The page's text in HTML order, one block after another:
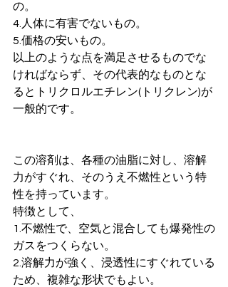
の。
4.人体に有害でないもの。
5.価格の安いもの。
以上のような点を満足させるものでな
ければならず、その代表的なものとな
るとトリクロルエチレン(トリクレン)が
一般的です。
この溶剤は、各種の油脂に対し、溶解
力がすぐれ、そのうえ不燃性という特
性を持っています。
特徴として、
1.不燃性で、空気と混合しても爆発性の
ガスをつくらない。
2.溶解力が強く、浸透性にすぐれている
ため、複雑な形状でもよい。